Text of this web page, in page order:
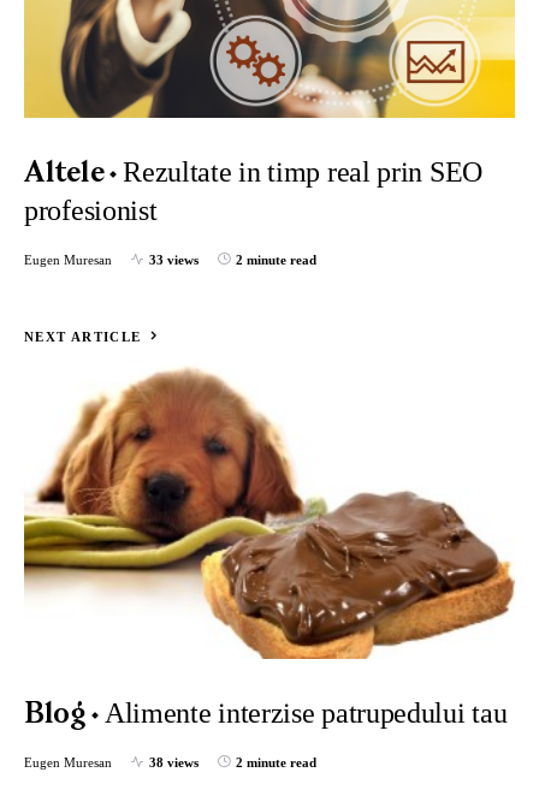
Altele
Rezultate in timp real prin SEO
profesionist
Eugen Muresan 33 views 2 minute read
NEXT ARTICLE
Blog Alimente interzise patrupedului tau
Eugen Muresan 38 views 2 minute read